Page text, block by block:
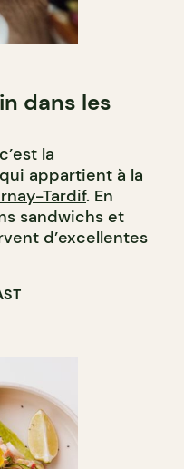
dans les
la
appartient à la
Tardif. En
sandwichs et
d’excellentes